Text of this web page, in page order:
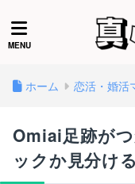
ホーム 恋活・婚活
Omiai足跡が
ックか見分け